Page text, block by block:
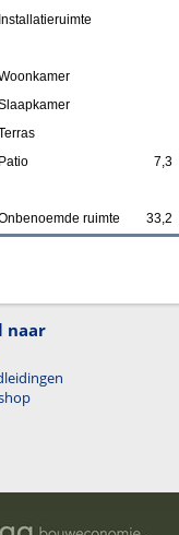
Installatieruimte
Patio 7,3
ruimte 33,2
naar